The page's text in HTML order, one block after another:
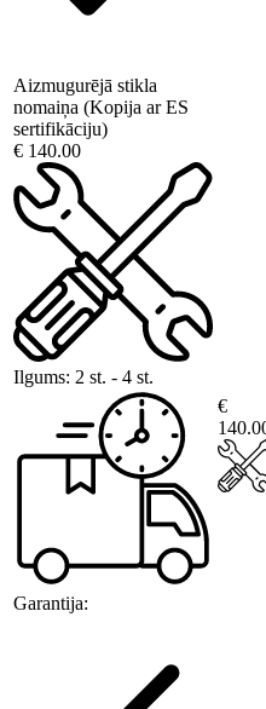
Aizmugurējā stikla
nomaiņa (Kopija ar ES
sertifikāciju)
€ 140.00
Ilgums: 2 st. - 4 st.
Garantija:
€